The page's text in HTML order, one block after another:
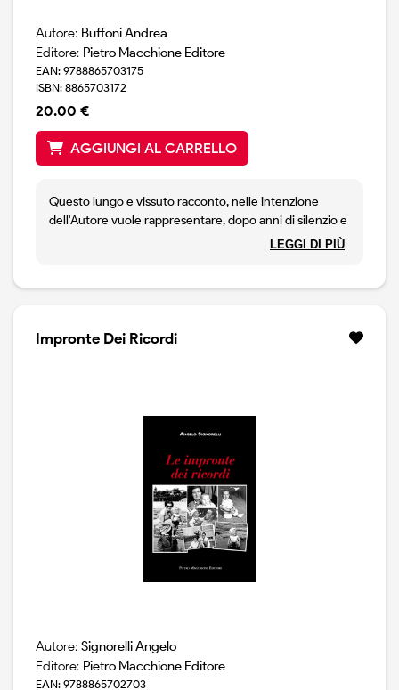
Autore: Buffoni Andrea
Editore: Pietro Macchione Editore
EAN: 9788865703175
ISBN: 8865703172
20.00 €
AGGIUNGI AL CARRELLO
Questo lungo e vissuto racconto, nelle intenzione
dell'Autore vuole rappresentare, dopo anni di silenzio e
solitudine, una ricostruzione serena di verità. La volontà
22 maggio 2016 al Museo Maga di Gallarate.
LEGGI DI PIÙ
Impronte Dei Ricordi
Autore: Signorelli Angelo
Editore: Pietro Macchione Editore
EAN: 9788865702703